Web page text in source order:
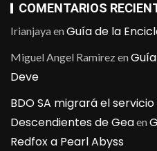
COMENTARIOS
IrianjayaenGuía de la
Miguel Angel Ramirezen
Deve
BDO SA migrará el
Descendientes de Geaen
Redfox a Pearl Abyss